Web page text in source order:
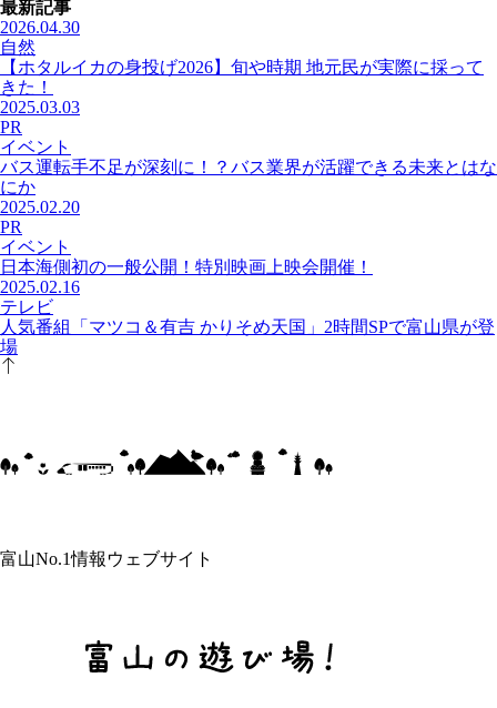
最新記事
2026.04.30
自然
【ホタルイカの身投げ2026】旬や時期 地元民が実際に採って
きた！
2025.03.03
PR
イベント
バス運転手不足が深刻に！？バス業界が活躍できる未来とはな
にか
2025.02.20
PR
イベント
日本海側初の一般公開！特別映画上映会開催！
2025.02.16
テレビ
人気番組「マツコ＆有吉 かりそめ天国」2時間SPで富山県が登
場
富山No.1情報ウェブサイト